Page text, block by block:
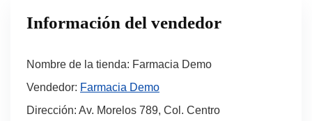
Información del vendedor
Nombre de la tienda: Farmacia Demo
Vendedor: Farmacia Demo
Dirección: Av. Morelos 789, Col. Centro